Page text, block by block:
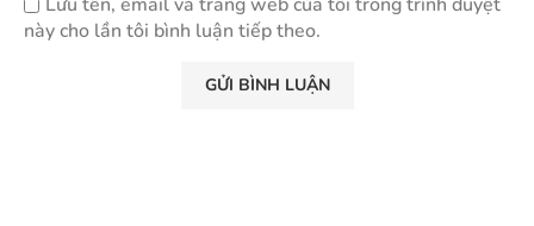
này cho lần tôi bình luận tiếp theo.